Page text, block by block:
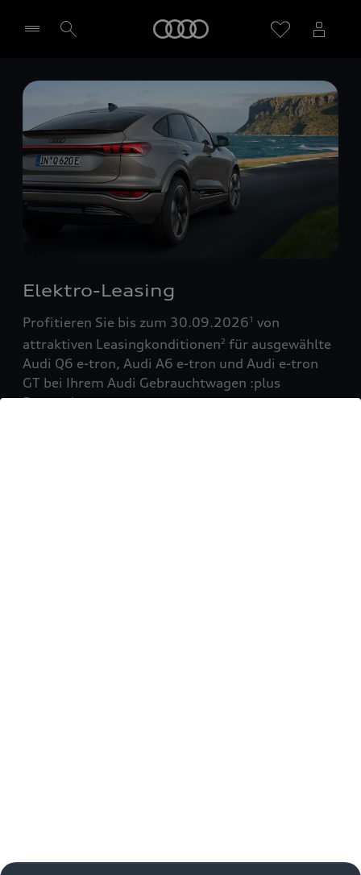
Händler wählen
Elektro-Leasing
Profitieren Sie bis zum 30.09.20261 von
attraktiven Leasingkonditionen2 für ausgewählte
Audi Q6 e-tron, Audi A6 e-tron und Audi e-tron
GT bei Ihrem Audi Gebrauchtwagen :plus
Partner!
Zurück nach oben